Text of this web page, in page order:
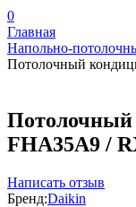
0
Главная
Напольно-
Потолочный
Потолочный
FHA35A9 /
Написать отзыв
Бренд:Daikin